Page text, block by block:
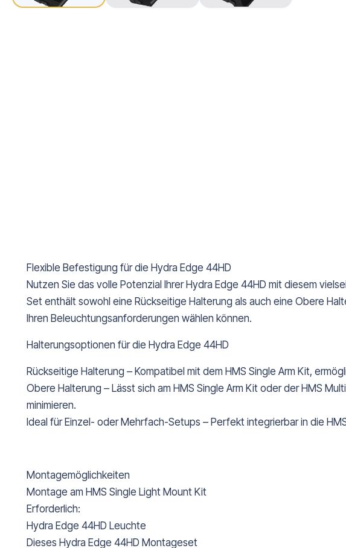
Flexible Befestigung für die Hydra Edge 44HD
Nutzen Sie das volle Potenzial Ihrer Hydra Edge 44HD mit diesem
Set enthält sowohl eine Rückseitige Halterung als auch eine Obere
Ihren Beleuchtungsanforderungen wählen können.
Halterungsoptionen für die Hydra Edge 44HD
Rückseitige Halterung – Kompatibel mit dem HMS Single Arm Kit,
Obere Halterung – Lässt sich am HMS Single Arm Kit oder der HMS
minimieren.
Ideal für Einzel- oder Mehrfach-Setups – Perfekt integrierbar in die
Montagemöglichkeiten
Montage am HMS Single Light Mount Kit
Erforderlich:
Hydra Edge 44HD Leuchte
Dieses Hydra Edge 44HD Montageset